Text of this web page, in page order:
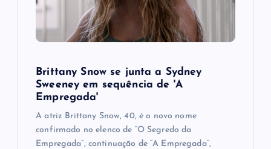
Brittany Snow se junta a Sydney
Sweeney em sequência de ​'A
Empregada​'
A atriz Brittany Snow, 40, é o novo nome
confirmado no elenco de “O Segredo da
Empregada”, continuação de “A Empregada”,